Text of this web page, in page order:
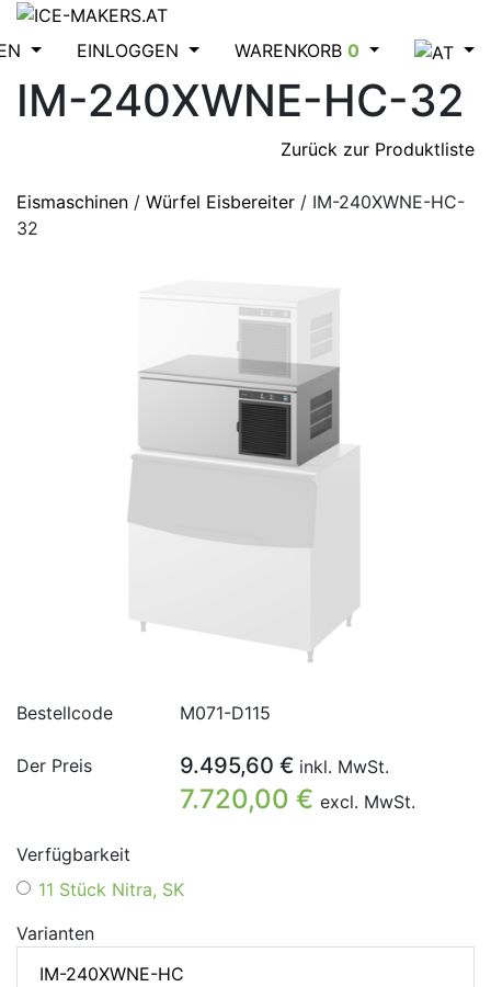
EINLOGGEN WARENKORB 0
IM-240XWNE-HC-32
Zurück zur Produktliste
Eismaschinen / Würfel Eisbereiter / IM-240XWNE-HC-
32
Bestellcode M071-D115
Der Preis 9.495,60 € inkl. MwSt.
7.720,00 €excl. MwSt.
Verfügbarkeit
11 Stück Nitra, SK
Varianten
IM-240XWNE-HC